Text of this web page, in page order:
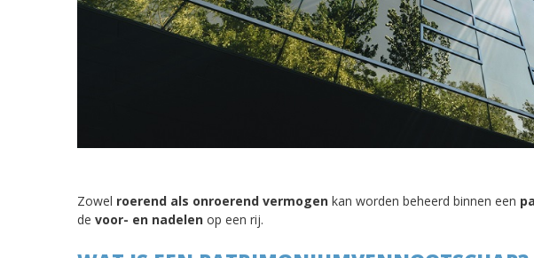
Zowel roerend als onroerend vermogen kan worden beheerd binnen een
de voor- en nadelen op een rij.